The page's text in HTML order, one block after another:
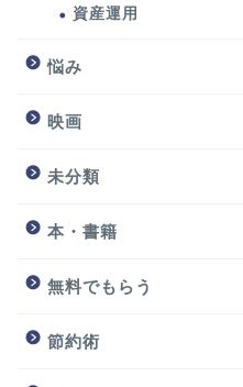
資産運用
悩み
映画
未分類
本・書籍
無料でもらう
節約術